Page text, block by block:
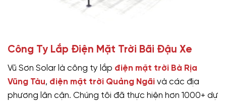
Công Ty Lắp Điện Mặt Trời Bãi Đậu Xe
Vũ Sơn Solar là công ty lắp điện mặt trời Bà Rịa
Vũng Tàu, điện mặt trời Quảng Ngãi và các địa
phương lân cận. Chúng tôi đã thực hiện hơn 1000+ dự